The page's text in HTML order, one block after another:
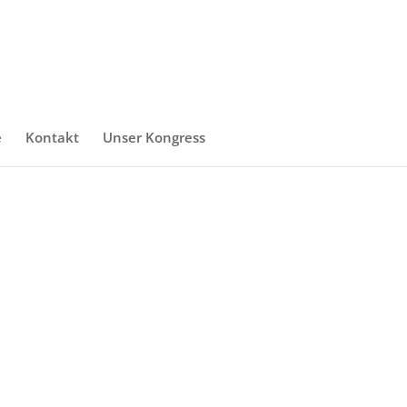
Kontakt Unser Kongress